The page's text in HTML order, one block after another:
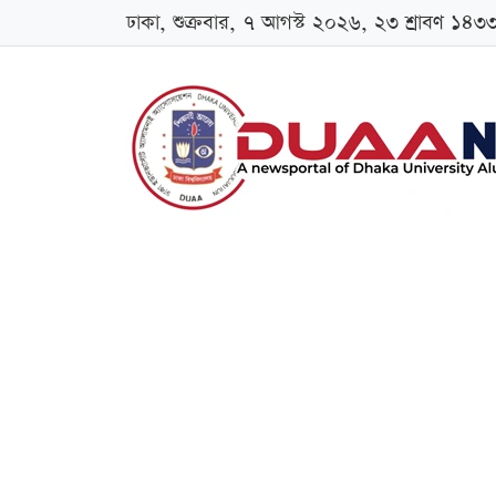
ঢাকা, শুক্রবার, ৭ আগস্ট ২০২৬, ২৩ শ্রাবণ